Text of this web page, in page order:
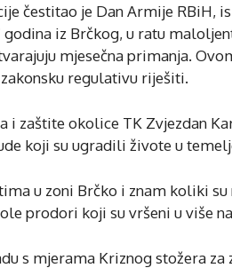
čestitao je Dan Armije RBiH,
iz Brčkog, u ratu
mjesečna primanja.
regulativu riješiti.
zaštite okolice TK Zvjezdan
koji su ugradili živote u
u zoni Brčko i znam koliki
prodori koji su vršeni u više
s mjerama Kriznog stožera za